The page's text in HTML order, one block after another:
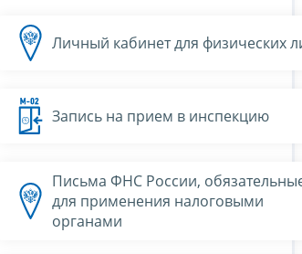
Личный кабинет для физических
Запись на прием в инспекцию
Письма ФНС России,
для применения налоговыми
органами